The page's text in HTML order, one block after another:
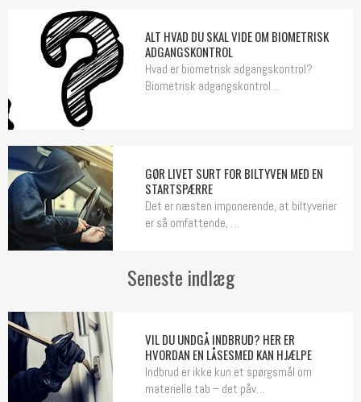
ALT HVAD DU SKAL VIDE OM BIOMETRISK
ADGANGSKONTROL
Hvad er biometrisk adgangskontrol?
Biometrisk adgangskontrol…
GØR LIVET SURT FOR BILTYVEN MED EN
STARTSPÆRRE
Det er næsten imponerende, at biltyverier
er så omfattende, …
Seneste indlæg
VIL DU UNDGÅ INDBRUD? HER ER
HVORDAN EN LÅSESMED KAN HJÆLPE
Indbrud er ikke kun et spørgsmål om
materielle tab – det påv…